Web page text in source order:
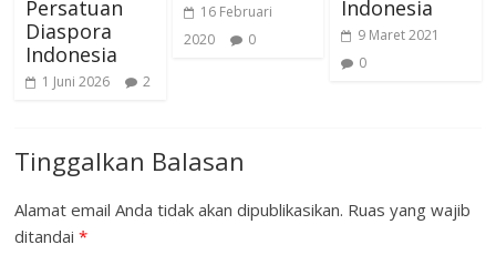
Persatuan
Diaspora
Indonesia
1 Juni 2026 2
16 Februari
2020
0
Indonesia
9 Maret 2021
0
Tinggalkan Balasan
Alamat email Anda tidak akan dipublikasikan. Ruas yang wajib
ditandai*